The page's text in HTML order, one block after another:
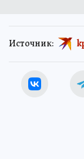
Источник: